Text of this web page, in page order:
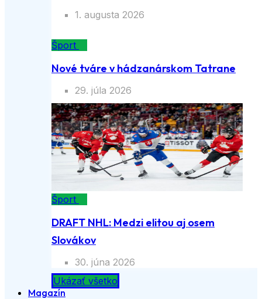
1. augusta 2026
Šport
Nové tváre v hádzanárskom Tatrane
29. júla 2026
Šport
DRAFT NHL: Medzi elitou aj osem
Slovákov
30. júna 2026
Ukázať všetko
Magazín